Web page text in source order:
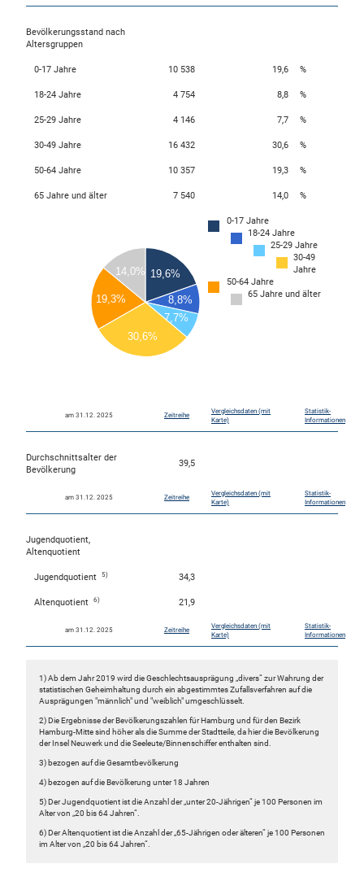
Bevölkerungsstand nach
Altersgruppen
0-17 Jahre 10 538 19,6 %
18-24 Jahre 4 754 8,8 %
25-29 Jahre 4 146 7,7 %
30-49 Jahre 16 432 30,6 %
50-64 Jahre 10 357 19,3 %
65 Jahre und älter 7 540 14,0 %
0-17 Jahre
18-24 Jahre
25-29 Jahre
30-49
Jahre
50-64 Jahre
65 Jahre und älter
19,6%
8,8%
7,7%
30,6%
19,3%
14,0%
am 31.12. 2025 Zeitreihe
Vergleichsdaten (mit
Karte)
Statistik-
Informationen
Durchschnittsalter der
Bevölkerung
39,5
am 31.12. 2025 Zeitreihe
Vergleichsdaten (mit
Karte)
Statistik-
Informationen
Jugendquotient,
Altenquotient
Jugendquotient 5) 34,3
Altenquotient 6) 21,9
am 31.12. 2025 Zeitreihe
Vergleichsdaten (mit
Karte)
Statistik-
Informationen
1) Ab dem Jahr 2019 wird die Geschlechtsausprägung „divers“ zur Wahrung der
statistischen Geheimhaltung durch ein abgestimmtes Zufallsverfahren auf die
Ausprägungen "männlich" und "weiblich" umgeschlüsselt.
2) Die Ergebnisse der Bevölkerungszahlen für Hamburg und für den Bezirk
Hamburg-Mitte sind höher als die Summe der Stadtteile, da hier die Bevölkerung
der Insel Neuwerk und die Seeleute/Binnenschiffer enthalten sind.
3) bezogen auf die Gesamtbevölkerung
4) bezogen auf die Bevölkerung unter 18 Jahren
5) Der Jugendquotient ist die Anzahl der „unter 20-Jährigen“ je 100 Personen im
Alter von „20 bis 64 Jahren“.
6) Der Altenquotient ist die Anzahl der „65-Jährigen oder älteren“ je 100 Personen
im Alter von „20 bis 64 Jahren“.